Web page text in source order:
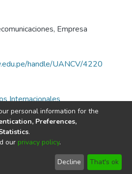
, Empresa
handle/UANCV/4220
Internacionales
© 2002-2026
End User
Agreement
Send
Feedback
personal information for the
Preferences,
.
our privacy policy.
Decline That's ok